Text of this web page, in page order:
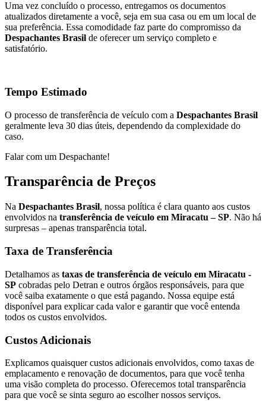
Uma vez concluído o processo, entregamos os documentos
atualizados diretamente a você, seja em sua casa ou em um local de
sua preferência. Essa comodidade faz parte do compromisso da
Despachantes Brasil de oferecer um serviço completo e
satisfatório.
Tempo Estimado
O processo de transferência de veículo com a Despachantes Brasil
geralmente leva 30 dias úteis, dependendo da complexidade do
caso.
Falar com um Despachante!
Transparência de Preços
Na Despachantes Brasil, nossa política é clara quanto aos custos
envolvidos na transferência de veículo em Miracatu – SP. Não há
surpresas – apenas transparência total.
Taxa de Transferência
Detalhamos as taxas de transferência de veículo em Miracatu -
SP cobradas pelo Detran e outros órgãos responsáveis, para que
você saiba exatamente o que está pagando. Nossa equipe está
disponível para explicar cada valor e garantir que você entenda
todos os custos envolvidos.
Custos Adicionais
Explicamos quaisquer custos adicionais envolvidos, como taxas de
emplacamento e renovação de documentos, para que você tenha
uma visão completa do processo. Oferecemos total transparência
para que você se sinta seguro ao escolher nossos serviços.